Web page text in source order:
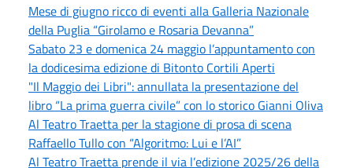
Mese di giugno ricco di eventi alla Galleria Nazionale
della Puglia “Girolamo e Rosaria Devanna”
Sabato 23 e domenica 24 maggio l’appuntamento con
la dodicesima edizione di Bitonto Cortili Aperti
"Il Maggio dei Libri": annullata la presentazione del
libro “La prima guerra civile” con lo storico Gianni Oliva
Al Teatro Traetta per la stagione di prosa di scena
Raffaello Tullo con “Algoritmo: Lui e l’AI”
Al Teatro Traetta prende il via l’edizione 2025/26 della